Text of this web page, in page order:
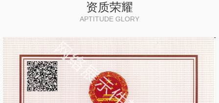
资质荣耀
APTITUDE GLORY